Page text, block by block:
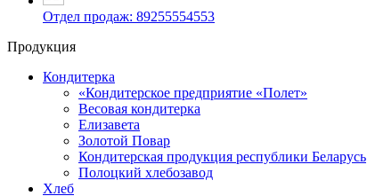
Отдел продаж: 89255554553
Продукция
Кондитерка
«Кондитерское предприятие «Полет»
Весовая кондитерка
Елизавета
Золотой Повар
Кондитерская продукция республики Беларусь
Полоцкий хлебозавод
Хлеб